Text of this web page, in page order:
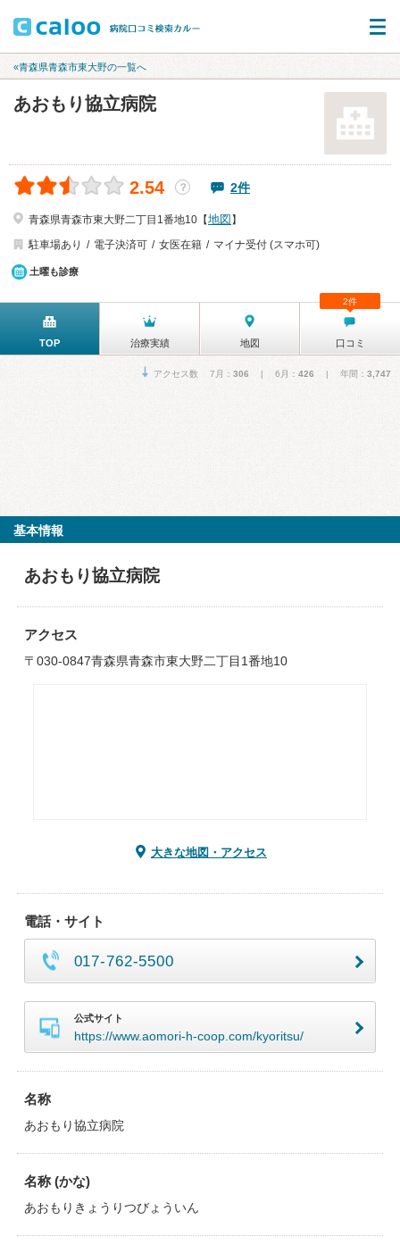
«青森県青森市東大野の一覧へ
あおもり協立病院
2.54 ？ 2件
青森県青森市東大野二丁目1番地10【地図 】
駐車場あり
電子決済可 女医在籍 マイナ受付 (スマホ可)
土曜も診療
TOP 治療実績 地図 口コミ
2件
アクセス数 7月： 306 | 6月： 426 | 年間： 3,747
基本情報
あおもり協立病院
アクセス
〒030-0847青森県青森市東大野二丁目1番地10
大きな地図・アクセス
電話・サイト
017-762-5500
公式サイト
https://www.aomori-h-coop.com/kyoritsu/
名称
あおもり協立病院
名称 (かな)
あおもりきょうりつびょういん